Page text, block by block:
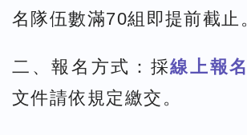
名隊伍數滿70組即提前截止
二、報名方式：採線上報名
文件請依規定繳交。